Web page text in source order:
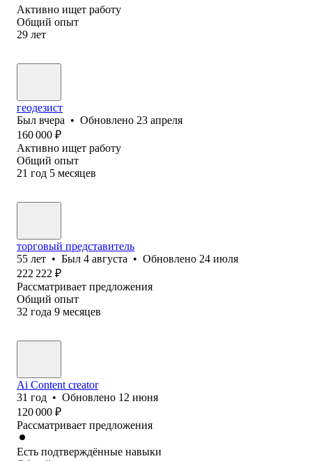
Активно ищет работу
Общий опыт
29 лет
геодезист
Был вчера • Обновлено 23 апреля
160 000 ₽
Активно ищет работу
Общий опыт
21 год 5 месяцев
торговый представитель
55 лет • Был 4 августа • Обновлено 24 июля
222 222 ₽
Рассматривает предложения
Общий опыт
32 года 9 месяцев
Ai Content creator
31 год • Обновлено 12 июня
120 000 ₽
Рассматривает предложения
Есть подтверждённые навыки